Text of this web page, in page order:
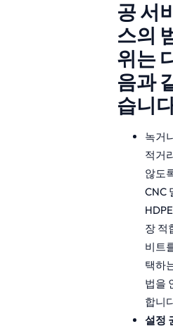
공 서
스의
위는
음과
습니
녹거
적거
않도
CNC
장 적
비트
택하
법을
합니
설정